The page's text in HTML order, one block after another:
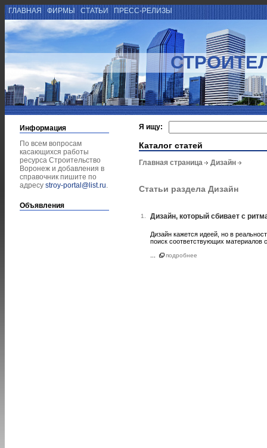
ГЛАВНАЯ ФИРМЫ СТАТЬИ ПРЕСС-РЕЛИЗЫ
Информация
По всем вопросам
касающихся работы
ресурса Строительство
Воронеж и добавления в
справочник пишите по
адресу stroy-portal@list.ru.
Объявления
Я ищу:
Каталог статей
Главная страница Дизайн
Статьи раздела Дизайн
1. Дизайн, который сбивает с
Дизайн кажется идеей, но в
поиск соответствующих материалов
подробнее